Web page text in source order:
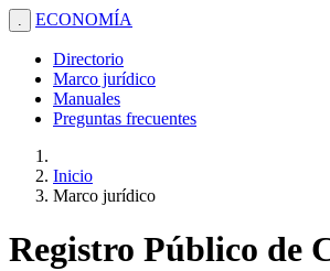
. ECONOMÍA
Directorio
Marco jurídico
Manuales
Preguntas frecuentes
Inicio
Marco jurídico
Registro Público de